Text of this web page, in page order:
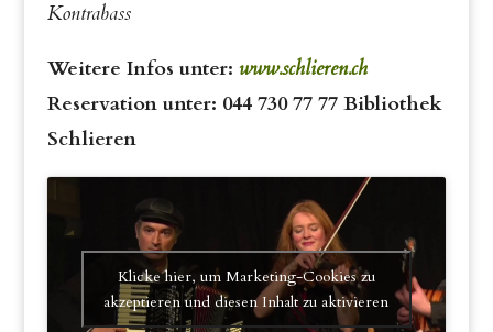
Kontrabass
Weitere Infos unter: www.schlieren.ch
Reservation unter: 044 730 77 77 Bibliothek
Schlieren
Klicke hier, um Marketing-Cookies zu
akzeptieren und diesen Inhalt zu aktivieren